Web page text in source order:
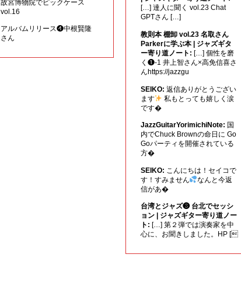
故宮博物院でピックケース
vol.16
アルバムリリース❹中根賢隆
さん
[…] 達人に聞く vol.23 Chat
GPTさん […]
教則本 棚卸 vol.23 名取さん
Parkerに学ぶ本 | ジャズギタ
ー寄り道ノート: […] 個性を磨
く❶-1 井上智さん×高免信喜さ
んhttps://jazzgu
SEIKO: 返信ありがとうござい
ます
私もとっても嬉しく涙
です�
JazzGuitarYorimichiNote: 国
内でChuck Brownの命日に Go
Goパーティを開催されている
方�
SEIKO: こんにちは！セイコで
す！すみません
なんと今返
信があ�
台湾とジャズ❸ 台北でセッシ
ョン | ジャズギター寄り道ノー
ト: […] 第２弾では演奏家を中
心に、お聞きしました。HP [